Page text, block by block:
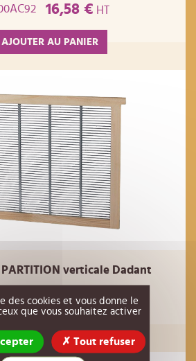
16,58 € HT
AJOUTER AU PANIER
verticale Dadant
des cookies et vous donne le
que vous souhaitez activer
Tout refuser